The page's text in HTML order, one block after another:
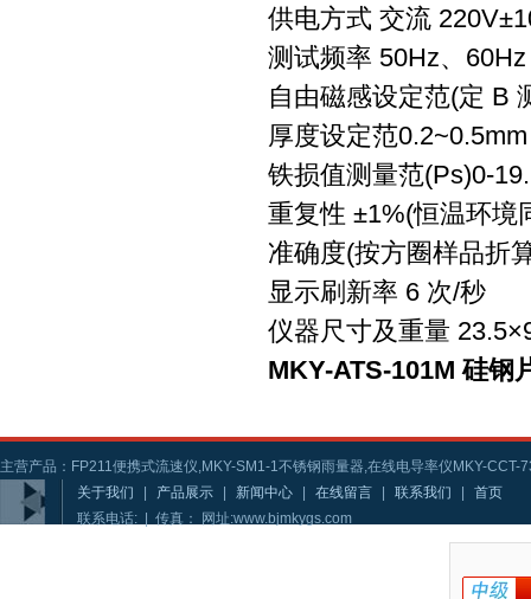
供电方式 交流
测试频率 50Hz、60Hz
自由磁感设定范(定 B
厚度设定范0.2~0.5mm
铁损值测量范(Ps)0-
重复性 ±1%(恒温环境
准确度(按方圈样品折
显示刷新率 6 次/秒
仪器尺寸及重量
MKY-ATS-101M 硅钢
主营产品：FP211便携式流速仪,MKY-SM1-1不锈钢雨量器,在线电导率仪MKY-CCT-
关于我们
产品展示 新闻中心 在线留言 联系我们
首页
联系电话: | 传真： 网址:www.bjmkygs.com